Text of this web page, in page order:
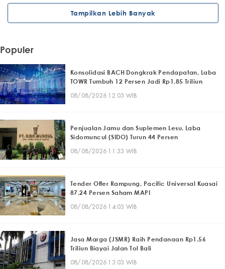
Tampilkan Lebih Banyak
Populer
Konsolidasi BACH Dongkrak Pendapatan, Laba
TOWR Tumbuh 12 Persen Jadi Rp1,85 Triliun
08/08/2026 12:03 WIB
Penjualan Jamu dan Suplemen Lesu, Laba
Sidomuncul (SIDO) Turun 44 Persen
08/08/2026 11:33 WIB
Tender Offer Rampung, Pacific Universal Kuasai
87,24 Persen Saham MAPI
08/08/2026 14:03 WIB
Jasa Marga (JSMR) Raih Pendanaan Rp1,56
Triliun Biayai Jalan Tol Bali
08/08/2026 13:03 WIB